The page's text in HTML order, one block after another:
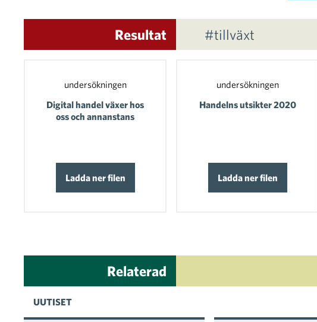
Resultat #tillväxt
undersökningen
Digital handel växer hos
oss och annanstans
Ladda ner filen
undersökningen
Handelns utsikter 2020
Ladda ner filen
Relaterad
UUTISET